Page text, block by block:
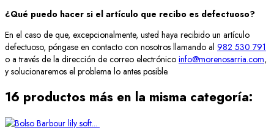
¿Qué puedo hacer si el artículo que recibo es defectuoso?
En el caso de que, excepcionalmente, usted haya recibido un artículo
defectuoso, póngase en contacto con nosotros llamando al 982 530 791
o a través de la dirección de correo electrónico info@morenosarria.com,
y solucionaremos el problema lo antes posible.
16 productos más en la misma categoría: